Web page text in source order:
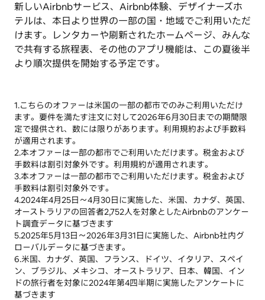
新しいAirbnbサービス、Airbnb体験、デザイナーズホ
テルは、本日より世界の一部の国・地域でご利用いただ
けます。レンタカーや刷新されたホームページ、みんな
で共有する旅程表、その他のアプリ機能は、この夏後半
より順次提供を開始する予定です。
1.こちらのオファーは米国の一部の都市でのみご利用いただけ
ます。要件を満たす注文に対して2026年6月30日までの期間限
定で提供され、数には限りがあります。利用規約および手数料
が適用されます。
2.本オファーは一部の都市でご利用いただけます。税金および
手数料は割引対象外です。利用規約が適用されます。
3.本オファーは一部の都市でご利用いただけます。税金および
手数料は割引対象外です。
4.2024年4月25日～4月30日に実施した、米国、カナダ、英国、
オーストラリアの回答者2,752人を対象としたAirbnbのアンケー
ト調査データに基づきます
5.2025年5月13日～2026年3月31日に実施した、Airbnb社内グ
ローバルデータに基づきます。
6.米国、カナダ、英国、フランス、ドイツ、イタリア、スペイ
ン、ブラジル、メキシコ、オーストラリア、日本、韓国、イン
ドの旅行者を対象に2024年第4四半期に実施したアンケートに
基づきます